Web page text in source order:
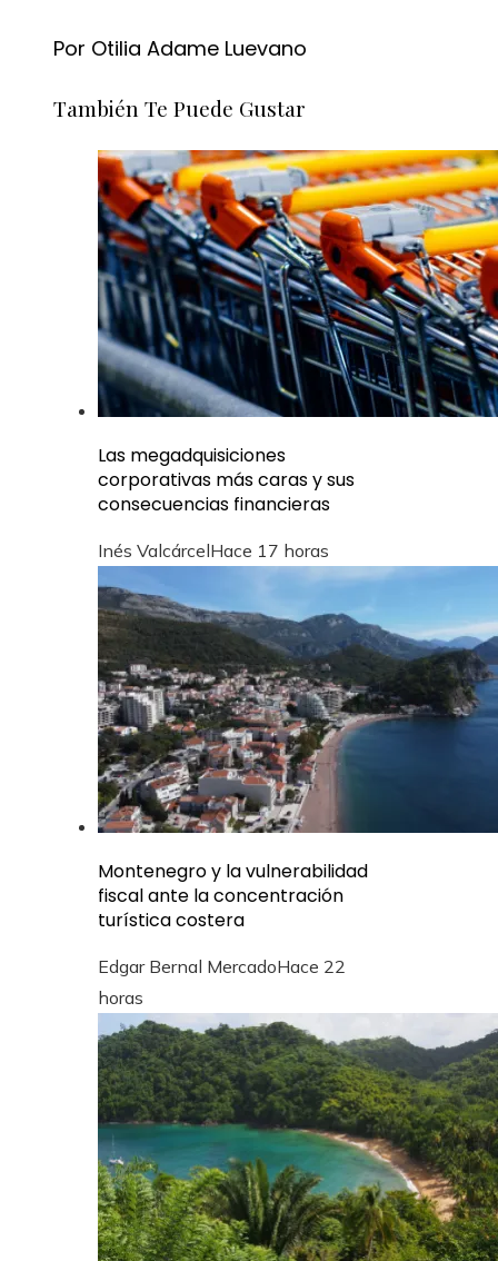
Por Otilia Adame Luevano
También Te Puede Gustar
Las megadquisiciones
corporativas más caras y sus
consecuencias financieras
Inés ValcárcelHace 17 horas
Montenegro y la vulnerabilidad
fiscal ante la concentración
turística costera
Edgar Bernal MercadoHace 22
horas